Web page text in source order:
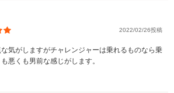
2022/02/26投稿
気がしますがチャレンジャーは乗れるものなら乗
悪くも男前な感じがします。